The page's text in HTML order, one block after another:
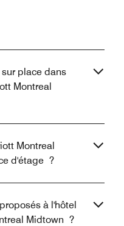
place dans
Montreal
Montreal
d'étage ?
à l'hôtel
Midtown ?